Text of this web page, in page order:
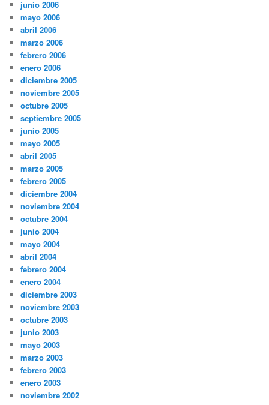
junio 2006
mayo 2006
abril 2006
marzo 2006
febrero 2006
enero 2006
diciembre 2005
noviembre 2005
octubre 2005
septiembre 2005
junio 2005
mayo 2005
abril 2005
marzo 2005
febrero 2005
diciembre 2004
noviembre 2004
octubre 2004
junio 2004
mayo 2004
abril 2004
febrero 2004
enero 2004
diciembre 2003
noviembre 2003
octubre 2003
junio 2003
mayo 2003
marzo 2003
febrero 2003
enero 2003
noviembre 2002